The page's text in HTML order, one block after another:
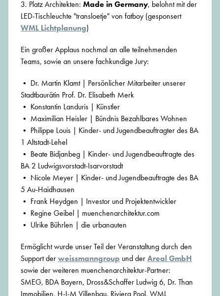
3. Platz Architekten: Made in Germany, belohnt mit der
LED-Tischleuchte "transloetje" von fatboy (gesponsert
WML Lichtplanung)
Ein großer Applaus nochmal an alle teilnehmenden
Teams, sowie an unsere fachkundige Jury:
• Dr. Martin Klamt | Persönlicher Mitarbeiter unserer
Stadtbaurätin Prof. Dr. Elisabeth Merk
• Konstantin Landuris | Künstler
• Maximilian Heisler | Bündnis Bezahlbares Wohnen
• Philippe Louis | Kinder- und Jugendbeauftragter des BA
1 Altstadt-Lehel
• Beate Bidjanbeg | Kinder- und Jugendbeauftragte des
BA 2 Ludwigsvorstadt-Isarvorstadt
• Nicole Meyer | Kinder- und Jugendbeauftragte des BA
5 Au-Haidhausen
• Frank Heydgen | Investor und Projektentwickler
• Regine Geibel | muenchenarchitektur.com
• Ulrike Bührlen | die urbanauten
Ermöglicht wurde unser Teil der Veranstaltung durch den
Support derweissmanngroup und derAreal GmbH
sowie der weiteren muenchenarchitektur-Partner:
SMEG, BDA Bayern, Dross&Schaffer Ludwig 6, Dr. Than
Immobilien, H-I-M Villenbau, Riviera Pool, WML